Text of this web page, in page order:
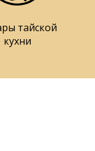
тайской
кухни